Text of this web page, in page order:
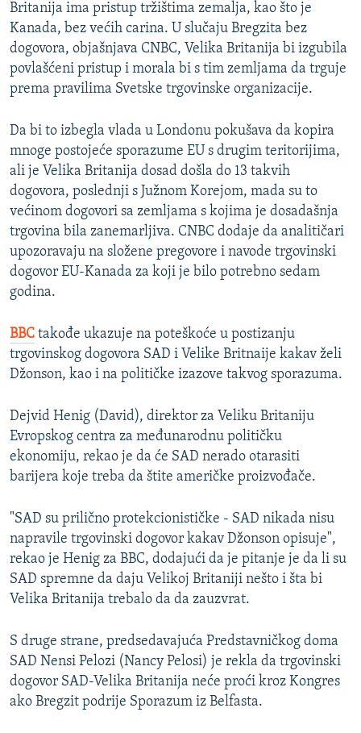
Britanija ima pristup tržištima zemalja, kao što je
Kanada, bez većih carina. U slučaju Bregzita bez
dogovora, objašnjava CNBC, Velika Britanija bi izgubila
povlašćeni pristup i morala bi s tim zemljama da trguje
prema pravilima Svetske trgovinske organizacije.
Da bi to izbegla vlada u Londonu pokušava da kopira
mnoge postojeće sporazume EU s drugim teritorijima,
ali je Velika Britanija dosad došla do 13 takvih
dogovora, poslednji s Južnom Korejom, mada su to
većinom dogovori sa zemljama s kojima je dosadašnja
trgovina bila zanemarljiva. CNBC dodaje da analitičari
upozoravaju na složene pregovore i navode trgovinski
dogovor EU-Kanada za koji je bilo potrebno sedam
godina.
BBC takođe ukazuje na poteškoće u postizanju
trgovinskog dogovora SAD i Velike Britnaije kakav želi
Džonson, kao i na političke izazove takvog sporazuma.
Dejvid Henig (David), direktor za Veliku Britaniju
Evropskog centra za međunarodnu političku
ekonomiju, rekao je da će SAD nerado otarasiti
barijera koje treba da štite američke proizvođače.
"SAD su prilično protekcionističke - SAD nikada nisu
napravile trgovinski dogovor kakav Džonson opisuje",
rekao je Henig za BBC, dodajući da je pitanje je da li su
SAD spremne da daju Velikoj Britaniji nešto i šta bi
Velika Britanija trebalo da da zauzvrat.
S druge strane, predsedavajuća Predstavničkog doma
SAD Nensi Pelozi (Nancy Pelosi) je rekla da trgovinski
dogovor SAD-Velika Britanija neće proći kroz Kongres
ako Bregzit podrije Sporazum iz Belfasta.